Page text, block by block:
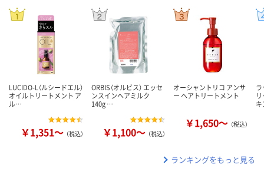
LUCIDO-L（ルシードエル）
オイルトリートメント ア
ル…
￥1,351～ （税込）
ORBIS（オルビス） エッセ
ンスインヘアミルク
140g …
￥1,100～ （税込）
オーシャントリコ アンサ
ー ヘアトリートメント
￥1,650～ （税込）
ラ
ランキングをもっと見る